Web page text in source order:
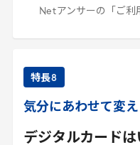
Net アンサーの「ご利
特長8
気分にあわせて変
デジタルカード